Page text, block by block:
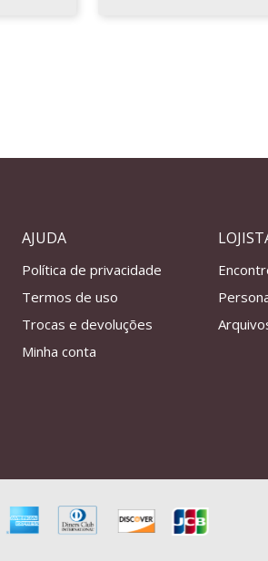
AJUDA
Política de privacidade
Termos de uso
Trocas e devoluções
Minha conta